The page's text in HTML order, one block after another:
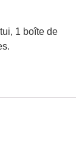
1 boîte de